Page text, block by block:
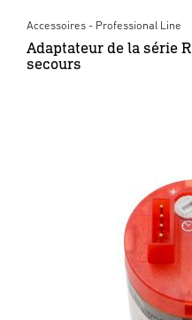
Accessoires - Professional Line
Adaptateur de la série
secours